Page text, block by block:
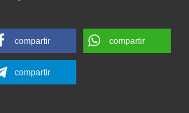
compartir compartir
compartir